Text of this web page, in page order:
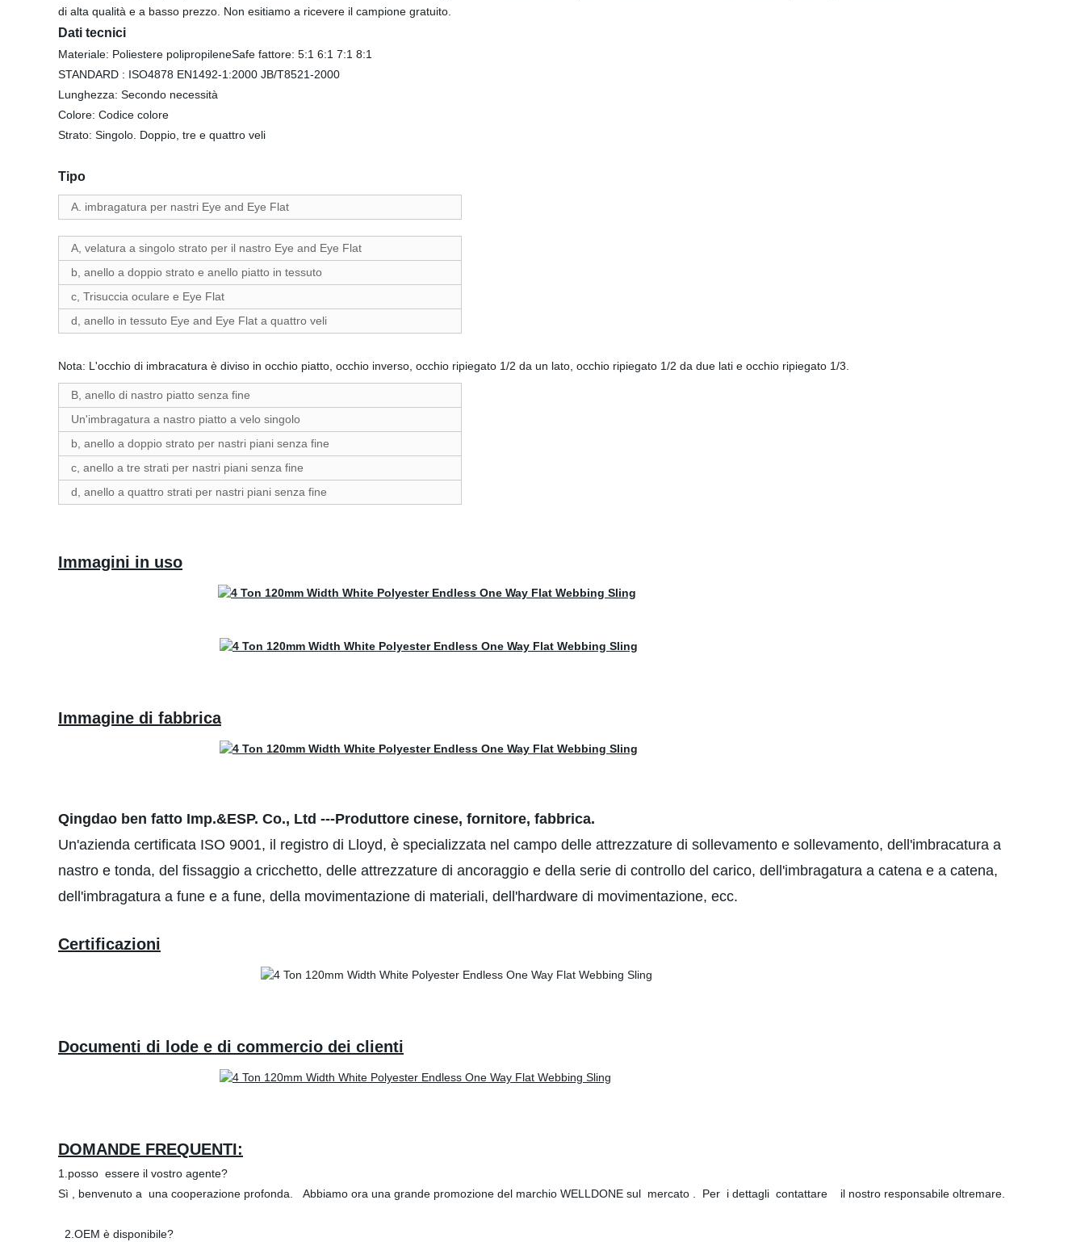
di alta qualità e a basso prezzo. Non esitiamo a ricevere il campione gratuito.
Dati tecnici
Materiale: Poliestere polipropileneSafe fattore: 5:1 6:1 7:1 8:1
STANDARD : ISO4878 EN1492-1:2000 JB/T8521-2000
Lunghezza: Secondo necessità
Colore: Codice colore
Strato: Singolo. Doppio, tre e quattro veli
Tipo
A. imbragatura per nastri Eye and Eye Flat
A, velatura a singolo strato per il nastro Eye and Eye Flat
b, anello a doppio strato e anello piatto in tessuto
c, Trisuccia oculare e Eye Flat
d, anello in tessuto Eye and Eye Flat a quattro veli
Nota: L'occhio di imbracatura è diviso in occhio piatto, occhio inverso, occhio ripiegato 1/2 da un lato, occhio ripiegato 1/2 da due lati e occhio ripiegato 1/3.
B, anello di nastro piatto senza fine
Un'imbragatura a nastro piatto a velo singolo
b, anello a doppio strato per nastri piani senza fine
c, anello a tre strati per nastri piani senza fine
d, anello a quattro strati per nastri piani senza fine
Immagini in uso
Immagine di fabbrica
Qingdao ben fatto Imp.&ESP. Co., Ltd ---Produttore cinese, fornitore, fabbrica.
Un'azienda certificata ISO 9001, il registro di Lloyd, è specializzata nel campo delle attrezzature di sollevamento e sollevamento, dell'imbracatura a
nastro e tonda, del fissaggio a cricchetto, delle attrezzature di ancoraggio e della serie di controllo del carico, dell'imbragatura a catena e a catena,
dell'imbragatura a fune e a fune, della movimentazione di materiali, dell'hardware di movimentazione, ecc.
Certificazioni
Documenti di lode e di commercio dei clienti
DOMANDE FREQUENTI:
1.posso essere il vostro agente?
Sì , benvenuto a una cooperazione profonda. Abbiamo ora una grande promozione del marchio WELLDONE sul mercato . Per i dettagli contattare il nostro responsabile oltremare.
2.OEM è disponibile?